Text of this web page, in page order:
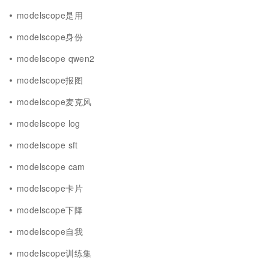
modelscope是用
modelscope身份
modelscope qwen2
modelscope报图
modelscope麦克风
modelscope log
modelscope sft
modelscope cam
modelscope卡片
modelscope下降
modelscope自我
modelscope训练集